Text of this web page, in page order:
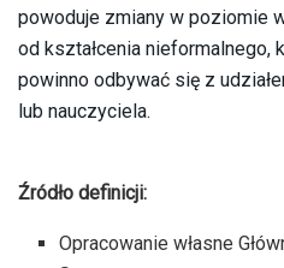
powoduje zmiany w poziomie
od kształcenia nieformalnego,
powinno odbywać się z
lub nauczyciela.
Źródło definicji:
Opracowanie własne